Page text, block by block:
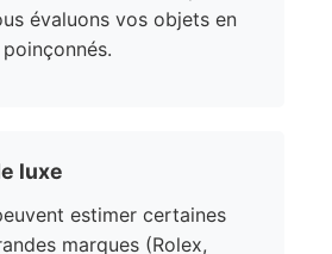
évaluons vos objets en
luxe
estimer certaines
marques (Rolex,